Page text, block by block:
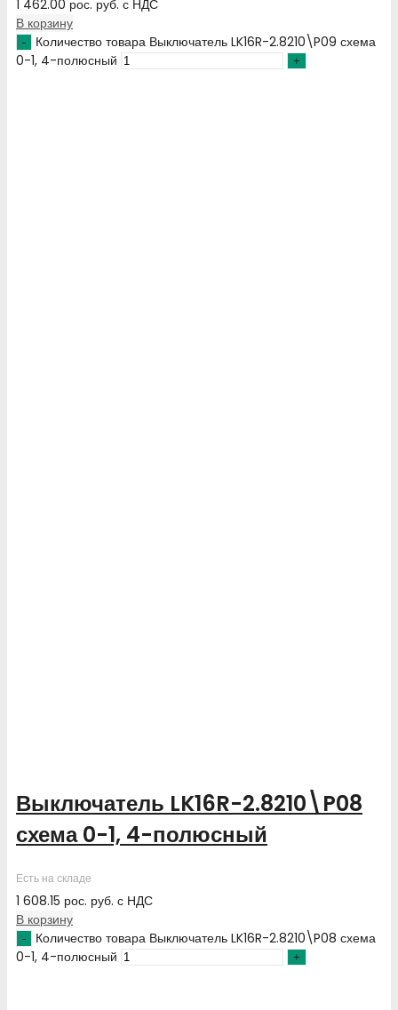
1 462.00 рос. руб. с НДС
В корзину
Количество товара Выключатель LK16R-2.8210\P09 схема
0-1, 4-полюсный
Выключатель LK16R-2.8210\P08
схема 0-1, 4-полюсный
Есть на складе
1 608.15 рос. руб. с НДС
В корзину
Количество товара Выключатель LK16R-2.8210\P08 схема
0-1, 4-полюсный